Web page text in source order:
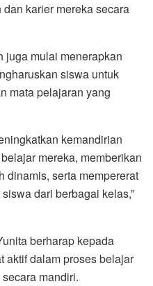
karier mereka secara
juga mulai menerapkan
siswa untuk
mata pelajaran yang
kemandirian
mereka, memberikan
dinamis, serta mempererat
dari berbagai kelas,”
berharap kepada
aktif dalam proses belajar
mandiri.